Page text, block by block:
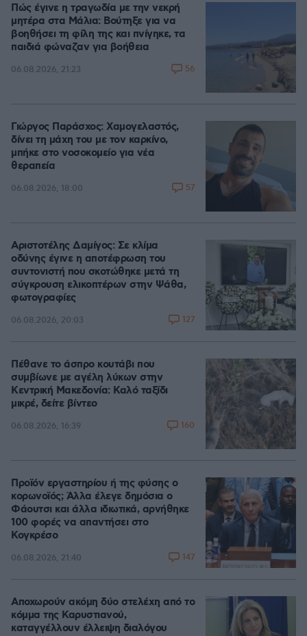
Πώς έγινε η τραγωδία με την νεκρή
μητέρα στα Μάλια: Βούτηξε για να
βοηθήσει τη φίλη της και πνίγηκε, τα
παιδιά φώναζαν για βοήθεια
06.08.2026, 21:23 56
Γιώργος Παράσχος: Χαμογελαστός,
δίνει τη μάχη του με τον καρκίνο,
μπήκε στο νοσοκομείο για νέα
θεραπεία
06.08.2026, 18:00 57
Αριστοτέλης Δαμίγος: Σε κλίμα
οδύνης έγινε η αποτέφρωση του
συντονιστή που σκοτώθηκε μετά τη
σύγκρουση ελικοπτέρων στην Ψάθα,
φωτογραφίες
06.08.2026, 20:03 127
Πέθανε το άσπρο κουτάβι που
συμβίωνε με αγέλη λύκων στην
Κεντρική Μακεδονία: Καλό ταξίδι
μικρέ, δείτε βίντεο
06.08.2026, 16:39 160
Προϊόν εργαστηρίου ή της φύσης ο
κορωνοϊός; Άλλα έλεγε δημόσια ο
Φάουτσι και άλλα ιδιωτικά, αρνήθηκε
100 φορές να απαντήσει στο
Κογκρέσο
06.08.2026, 21:40 147
Αποχωρούν ακόμη δύο στελέχη από το
κόμμα της Καρυστιανού,
καταγγέλλουν έλλειψη διαλόγου